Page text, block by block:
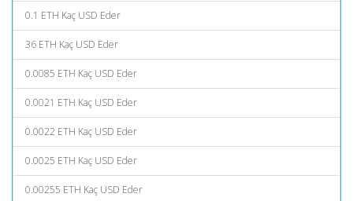
0.1 ETH Kaç USD Eder
36 ETH Kaç USD Eder
0.0085 ETH Kaç USD Eder
0.0021 ETH Kaç USD Eder
0.0022 ETH Kaç USD Eder
0.0025 ETH Kaç USD Eder
0.00255 ETH Kaç USD Eder